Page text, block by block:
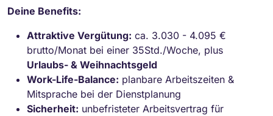
Deine Benefits:
Attraktive Vergütung: ca. 3.030 - 4.095 €
brutto/Monat bei einer 35Std./Woche, plus
Urlaubs- & Weihnachtsgeld
Work-Life-Balance: planbare Arbeitszeiten &
Mitsprache bei der Dienstplanung
Sicherheit: unbefristeter Arbeitsvertrag für